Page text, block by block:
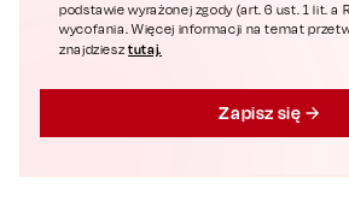
podstawie wyrażonej zgody (art. 6 ust. 1 lit. a
wycofania. Więcej informacji na temat
znajdziesztutaj.
Zapisz się